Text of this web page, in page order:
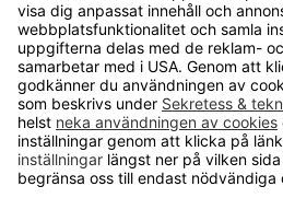
Läsvärt
TELEFON
0480-15940
E-POST